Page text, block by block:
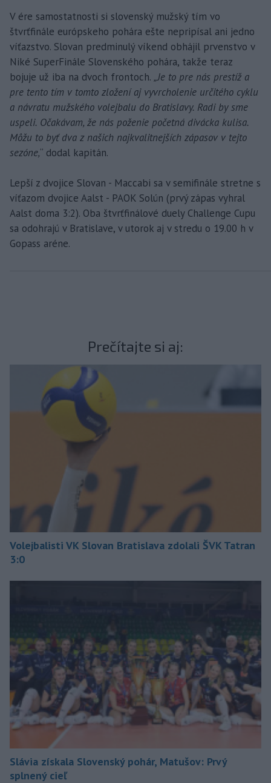
V ére samostatnosti si slovenský mužský tím vo
štvrťfinále európskeho pohára ešte nepripísal ani jedno
víťazstvo. Slovan predminulý víkend obhájil prvenstvo v
Niké SuperFinále Slovenského pohára, takže teraz
bojuje už iba na dvoch frontoch. „Je to pre nás prestíž a
pre tento tím v tomto zložení aj vyvrcholenie určitého cyklu
a návratu mužského volejbalu do Bratislavy. Radi by sme
uspeli. Očakávam, že nás poženie početná divácka kulisa.
Môžu to byť dva z našich najkvalitnejších zápasov v tejto
sezóne,“ dodal kapitán.
Lepší z dvojice Slovan - Maccabi sa v semifinále stretne s
víťazom dvojice Aalst - PAOK Solún (prvý zápas vyhral
Aalst doma 3:2). Oba štvrťfinálové duely Challenge Cupu
sa odohrajú v Bratislave, v utorok aj v stredu o 19.00 h v
Gopass aréne.
Prečítajte si aj:
Volejbalisti VK Slovan Bratislava zdolali ŠVK Tatran
3:0
Slávia získala Slovenský pohár, Matušov: Prvý
splnený cieľ